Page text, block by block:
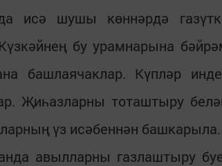
исә шушы көннәрдә
бу урамнарына
башлаячаклар. Күпләр
Җиһазларны тоташтыру
үз исәбеннән башкарыла.
авылларны газлаштыру